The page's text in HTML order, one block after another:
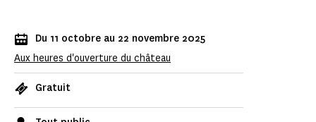
Du 11 octobre au 22 novembre 2025
Aux heures d'ouverture du château
Gratuit